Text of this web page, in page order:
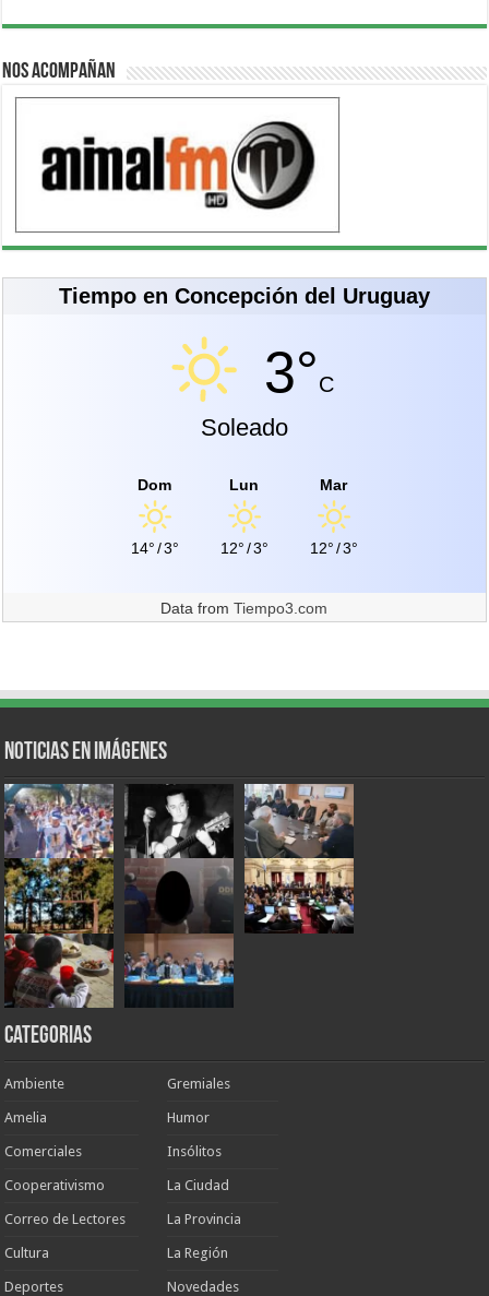
Nos acompañan
Tiempo en Concepción del Uruguay
3°C
Soleado
Dom
14°/3°
Lun
12°/3°
Mar
12°/3°
Data fromTiempo3.com
Noticias en Imágenes
Categorias
Ambiente
Amelia
Comerciales
Cooperativismo
Correo de Lectores
Cultura
Deportes
Gremiales
Humor
Insólitos
La Ciudad
La Provincia
La Región
Novedades